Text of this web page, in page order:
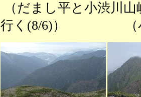
（だまし平と小渋川
行く(8/6)） （小